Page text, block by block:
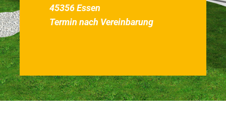
45356 Essen
Termin nach Vereinbarung